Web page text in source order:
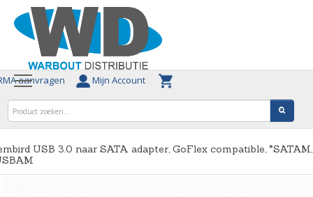
aanvragen Mijn Account
USB 3.0 naar SATA adapter, GoFlex compatible, *SATAM,